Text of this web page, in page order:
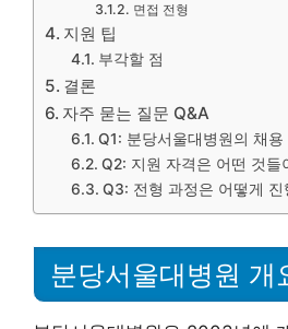
면접 전형
지원 팁
부각할 점
결론
자주 묻는 질문 Q&A
Q1: 분당서울대병원의 채
Q2: 지원 자격은 어떤 것들
Q3: 전형 과정은 어떻게 진
분당서울대병원 개